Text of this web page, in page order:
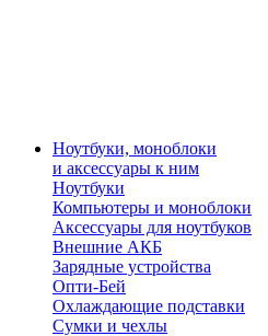
Ноутбуки, моноблоки
и аксессуары к ним
Ноутбуки
Компьютеры и моноблоки
Аксессуары для ноутбуков
Внешние АКБ
Зарядные устройства
Опти-Бей
Охлаждающие подставки
Сумки и чехлы